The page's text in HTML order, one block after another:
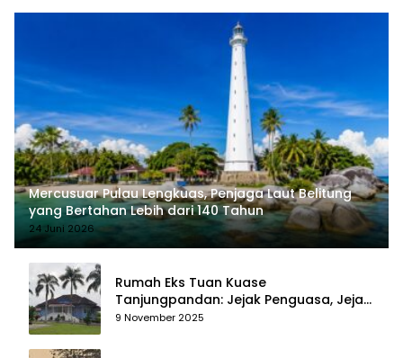
Mercusuar Pulau Lengkuas, Penjaga Laut Belitung
yang Bertahan Lebih dari 140 Tahun
24 Juni 2026
Rumah Eks Tuan Kuase
Tanjungpandan: Jejak Penguasa, Jejak
Kenangan
9 November 2025